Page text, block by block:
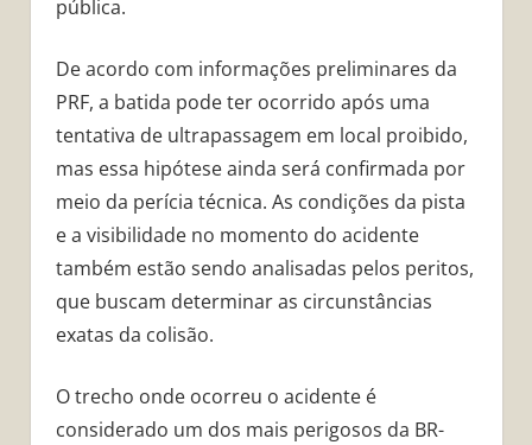
pública.
De acordo com informações preliminares da
PRF, a batida pode ter ocorrido após uma
tentativa de ultrapassagem em local proibido,
mas essa hipótese ainda será confirmada por
meio da perícia técnica. As condições da pista
e a visibilidade no momento do acidente
também estão sendo analisadas pelos peritos,
que buscam determinar as circunstâncias
exatas da colisão.
O trecho onde ocorreu o acidente é
considerado um dos mais perigosos da BR-